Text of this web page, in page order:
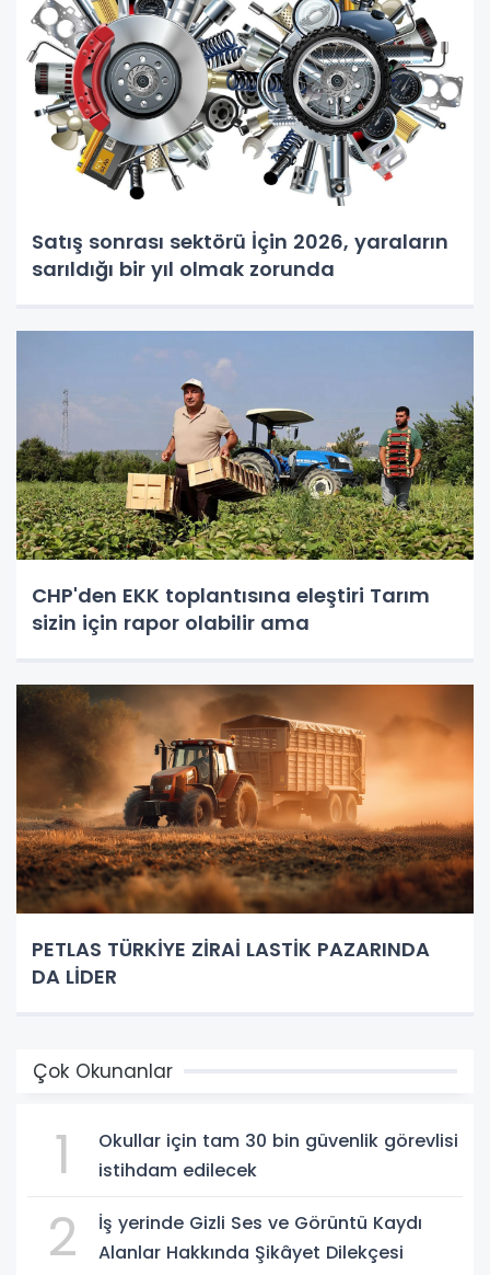
Satış sonrası sektörü İçin 2026, yaraların
sarıldığı bir yıl olmak zorunda
CHP'den EKK toplantısına eleştiri Tarım
sizin için rapor olabilir ama
PETLAS TÜRKİYE ZİRAİ LASTİK PAZARINDA
DA LİDER
Çok Okunanlar
1
Okullar için tam 30 bin güvenlik görevlisi
istihdam edilecek
2
İş yerinde Gizli Ses ve Görüntü Kaydı
Alanlar Hakkında Şikâyet Dilekçesi